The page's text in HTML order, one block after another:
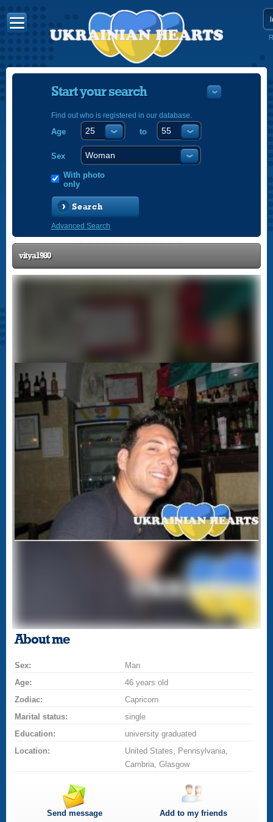
Start your search
Find out who is registered in our database.
Age to
Sex
With photo
only
Search
Advanced Search
vitya1980
About me
Sex:
Man
Age:
46 years old
Zodiac:
Capricorn
Marital status:
single
Education:
university graduated
Location:
United States, Pennsylvania,
Cambria, Glasgow
Send message Add to my friends